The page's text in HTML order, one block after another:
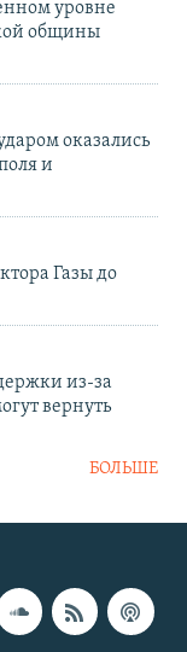
уровне
общины
оказались
и
Газы до
из-за
вернуть
БОЛЬШЕ